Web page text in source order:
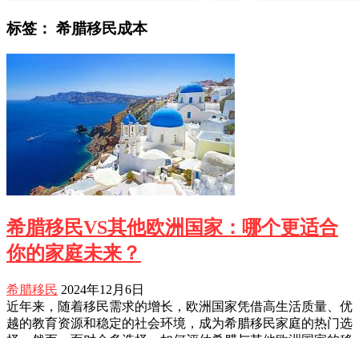
标签： 希腊移民成本
希腊移民VS其他欧洲国家：哪个更适合
你的家庭未来？
希腊移民 2024年12月6日
近年来，随着移民需求的增长，欧洲国家凭借高生活质量、优
越的教育资源和稳定的社会环境，成为希腊移民家庭的热门选